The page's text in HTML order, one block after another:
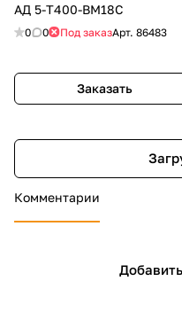
АД 5-Т400-ВМ18С
0 0 Под заказАрт. 86483
Заказать
Комментарии